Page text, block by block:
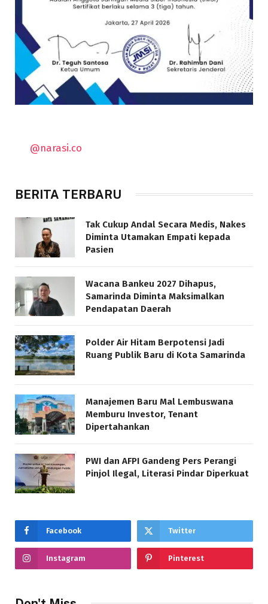
@narasi.co
BERITA TERBARU
Tak Cukup Andal Secara Medis, Nakes
Diminta Utamakan Empati kepada
Pasien
Wacana Bankeu 2027 Dihapus,
Samarinda Diminta Maksimalkan
Pendapatan Daerah
Polder Air Hitam Berpotensi Jadi
Ruang Publik Baru di Kota Samarinda
Manajemen Baru Mal Lembuswana
Memburu Investor, Tenant
Dipertahankan
PWI dan AFPI Gandeng Pers Perangi
Pinjol Ilegal, Literasi Pindar Diperkuat
Facebook Twitter
Instagram Pinterest